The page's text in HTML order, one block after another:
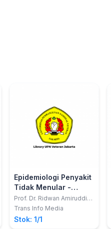
Epidemiologi Penyakit
Tidak Menular -
Kualitas Keperawatan
dan Kualitas Hidup
Penderita Diabetes
Melitus (Quality of
Prof. Dr. Ridwan Amiruddin,
SKM., M.Kes., M.Sc.PH.
Trans Info Media
Stok: 1/1